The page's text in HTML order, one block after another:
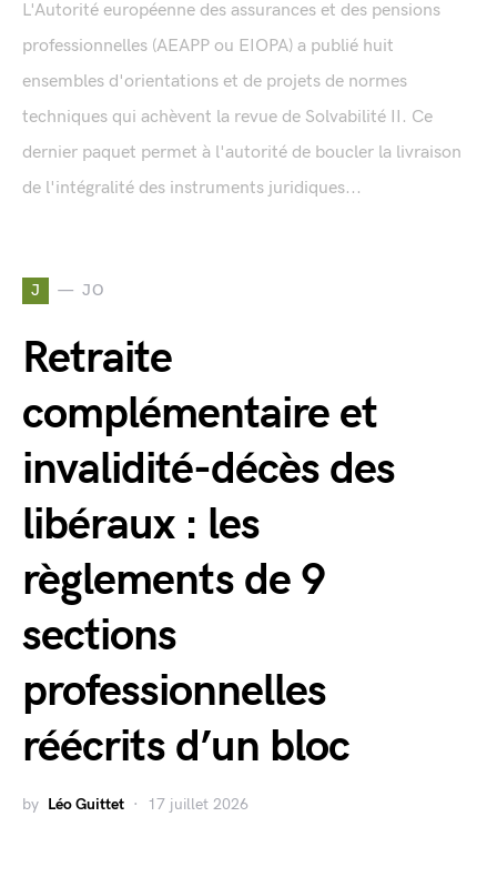
L'Autorité européenne des assurances et des pensions
professionnelles (AEAPP ou EIOPA) a publié huit
ensembles d'orientations et de projets de normes
techniques qui achèvent la revue de Solvabilité II. Ce
dernier paquet permet à l'autorité de boucler la livraison
de l'intégralité des instruments juridiques...
J JO
Retraite
complémentaire et
invalidité-décès des
libéraux : les
règlements de 9
sections
professionnelles
réécrits d’un bloc
by Léo Guittet 17 juillet 2026